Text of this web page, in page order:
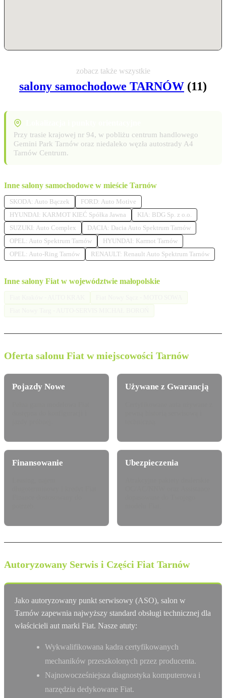
zobacz także wszystkie
salony samochodowe TARNÓW (11)
Przy trasie krajowej nr 94, w pobliżu centrum handlowego
Gemini Park Tarnów oraz niedaleko węzła autostrady A4
Tarnów Centrum.
Inne salony samochodowe w mieście Tarnów
SKODA: Auto Bączek
FORD: Auto Motive
HYUNDAI: KARMOT KIEĆ Spółka Jawna
KIA: BDG Sp. z o.o.
SUZUKI: Auto Complex
DACIA: Dacia Auto Spektrum Tarnów
OPEL: Auto Spektrum Tarnów
HYUNDAI: Karmot Tarnów
OPEL: Auto-Ring Tarnów
RENAULT: Renault Auto Spektrum Tarnów
Inne salony Fiat w województwie małopolskie
Oferta salonu Fiat w miejscowości Tarnów
Pojazdy Nowe Używane z Gwarancją
Finansowanie Ubezpieczenia
Autoryzowany Serwis i Części Fiat Tarnów
Jako autoryzowany punkt serwisowy (ASO), salon w
Tarnów zapewnia najwyższy standard obsługi technicznej dla
właścicieli aut marki Fiat. Nasze atuty:
Wykwalifikowana kadra certyfikowanych
mechaników przeszkolonych przez producenta.
Najnowocześniejsza diagnostyka komputerowa i
narzędzia dedykowane Fiat.